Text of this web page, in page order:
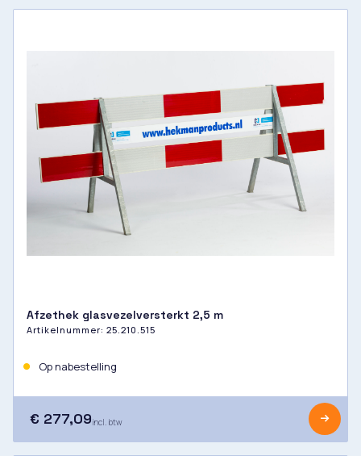
Afzethek glasvezelversterkt 2,5 m
Artikelnummer: 25.210.515
Op nabestelling
€ 277,09incl. btw